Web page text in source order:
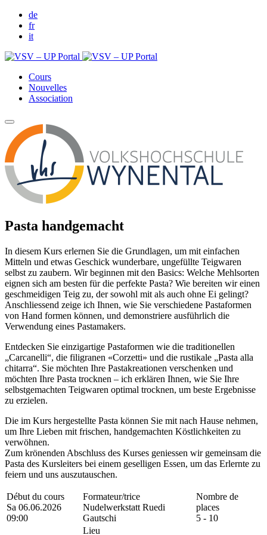
de
fr
it
Cours
Nouvelles
Association
Pasta handgemacht
In diesem Kurs erlernen Sie die Grundlagen, um mit einfachen
Mitteln und etwas Geschick wunderbare, ungefüllte Teigwaren
selbst zu zaubern. Wir beginnen mit den Basics: Welche Mehlsorten
eignen sich am besten für die perfekte Pasta? Wie bereiten wir einen
geschmeidigen Teig zu, der sowohl mit als auch ohne Ei gelingt?
Anschliessend zeige ich Ihnen, wie Sie verschiedene Pastaformen
von Hand formen können, und demonstriere ausführlich die
Verwendung eines Pastamakers.
Entdecken Sie einzigartige Pastaformen wie die traditionellen
„Carcanelli“, die filigranen «Corzetti» und die rustikale „Pasta alla
chitarra“. Sie möchten Ihre Pastakreationen verschenken und
möchten Ihre Pasta trocknen – ich erklären Ihnen, wie Sie Ihre
selbstgemachten Teigwaren optimal trocknen, um beste Ergebnisse
zu erzielen.
Die im Kurs hergestellte Pasta können Sie mit nach Hause nehmen,
um Ihre Lieben mit frischen, handgemachten Köstlichkeiten zu
verwöhnen.
Zum krönenden Abschluss des Kurses geniessen wir gemeinsam die
Pasta des Kursleiters bei einem geselligen Essen, um das Erlernte zu
feiern und uns auszutauschen.
Début du cours
Sa 06.06.2026
09:00
Formateur/trice
Nudelwerkstatt Ruedi
Gautschi
Nombre de
places
5 - 10
Lieu